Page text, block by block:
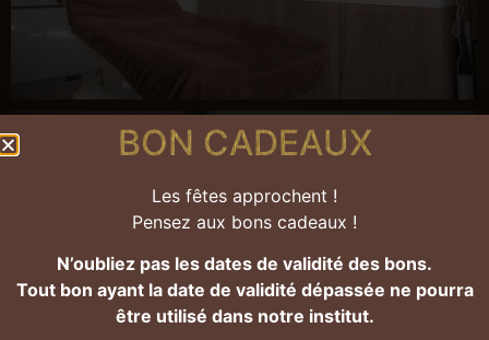
BON CADEAUX
Les fêtes approchent !
Pensez aux bons cadeaux !
N’oubliez pas les dates de validité des bons.
Tout bon ayant la date de validité dépassée ne pourra
être utilisé dans notre institut.